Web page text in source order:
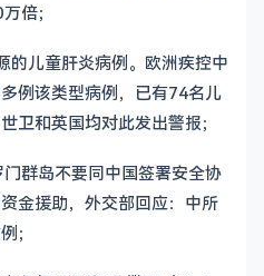
倍；
的儿童肝炎病例。欧洲疾控中
例该类型病例，已有74名儿
卫和英国均对此发出警报；
群岛不要同中国签署安全协
金援助，外交部回应：中所
；